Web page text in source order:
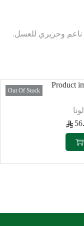
ناعم وحريري للعسل.
Out Of Stock
لونا